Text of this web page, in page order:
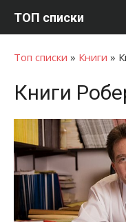
ТОП списки
Топ списки » Книги »
Книги